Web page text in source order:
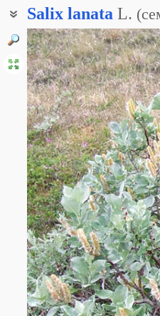
Salix lanata L. (
Ива железистая
Ива шерстистая